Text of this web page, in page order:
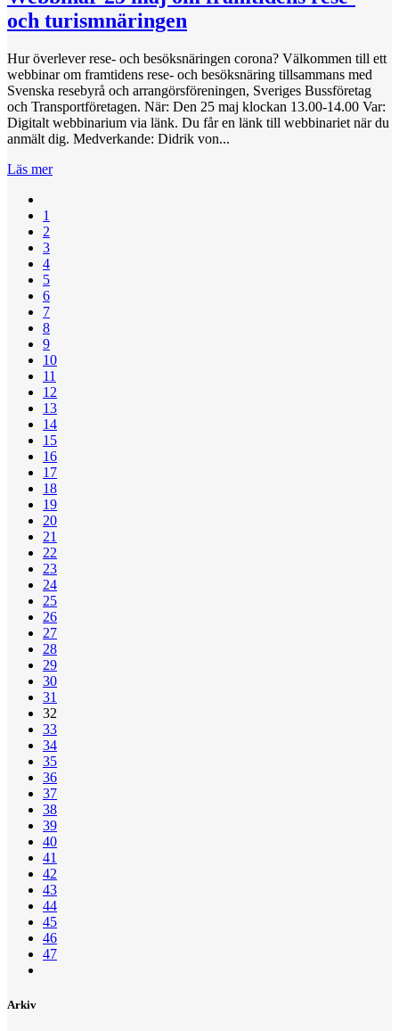
och turismnäringen
Hur överlever rese- och besöksnäringen corona? Välkommen till ett
webbinar om framtidens rese- och besöksnäring tillsammans med
Svenska resebyrå och arrangörsföreningen, Sveriges Bussföretag
och Transportföretagen. När: Den 25 maj klockan 13.00-14.00 Var:
Digitalt webbinarium via länk. Du får en länk till webbinariet när du
anmält dig. Medverkande: Didrik von...
Läs mer
1
2
3
4
5
6
7
8
9
10
11
12
13
14
15
16
17
18
19
20
21
22
23
24
25
26
27
28
29
30
31
32
33
34
35
36
37
38
39
40
41
42
43
44
45
46
47
Arkiv